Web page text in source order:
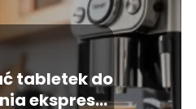
tabletek do
ekspresu